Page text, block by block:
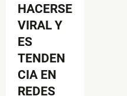
HACERSE
VIRAL Y
ES
TENDEN
CIA EN
REDES